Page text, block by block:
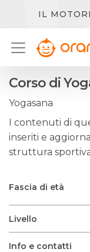
IL
Corso di
Yogasana
I contenuti di
inseriti e
struttura
Fascia di età
Livello
Info e contatti